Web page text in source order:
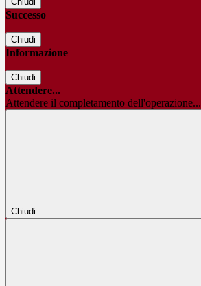
Successo
Chiudi
Informazione
Chiudi
Attendere...
Attendere il completamento dell'operazione...
Chiudi